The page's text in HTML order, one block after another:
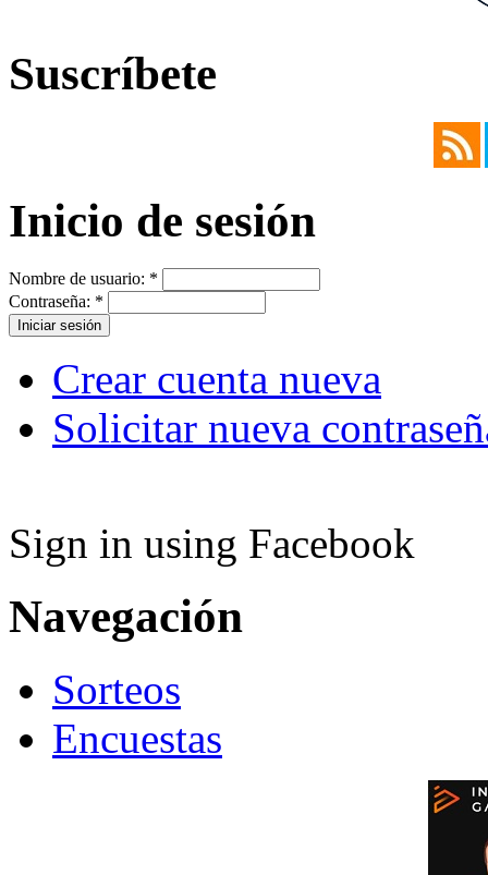
Suscríbete
Inicio de sesión
Nombre de usuario: *
Contraseña: *
Crear cuenta nueva
Solicitar nueva
Sign in using Facebook
Navegación
Sorteos
Encuestas